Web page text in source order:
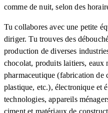
comme de nuit, selon des
Tu collabores avec une petite
diriger. Tu trouves des
production de diverses
chocolat, produits laitiers, eaux
pharmaceutique (fabrication de
plastique, etc.), électronique et
technologies, appareils